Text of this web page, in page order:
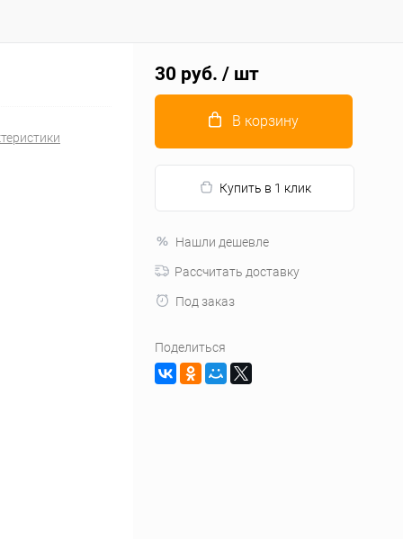
30 руб. / шт
В корзину
Купить в 1 клик
Нашли дешевле
Рассчитать доставку
Под заказ
Поделиться